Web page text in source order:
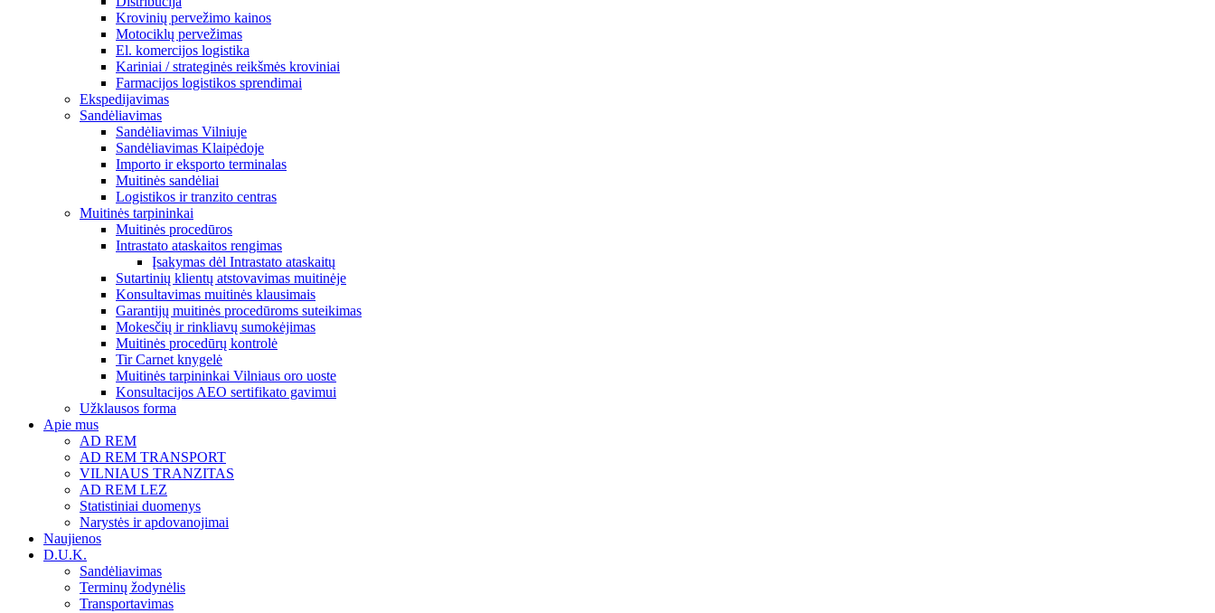
Krovinių pervežimo kainos
Motociklų pervežimas
El. komercijos logistika
Kariniai / strateginės reikšmės kroviniai
Farmacijos logistikos sprendimai
Ekspedijavimas
Sandėliavimas
Sandėliavimas Vilniuje
Sandėliavimas Klaipėdoje
Importo ir eksporto terminalas
Muitinės sandėliai
Logistikos ir tranzito centras
Muitinės tarpininkai
Muitinės procedūros
Intrastato ataskaitos rengimas
Įsakymas dėl Intrastato ataskaitų
Sutartinių klientų atstovavimas muitinėje
Konsultavimas muitinės klausimais
Garantijų muitinės procedūroms suteikimas
Mokesčių ir rinkliavų sumokėjimas
Muitinės procedūrų kontrolė
Tir Carnet knygelė
Muitinės tarpininkai Vilniaus oro uoste
Konsultacijos AEO sertifikato gavimui
Užklausos forma
Apie mus
AD REM
AD REM TRANSPORT
VILNIAUS TRANZITAS
AD REM LEZ
Statistiniai duomenys
Narystės ir apdovanojimai
Naujienos
D.U.K.
Sandėliavimas
Terminų žodynėlis
Transportavimas